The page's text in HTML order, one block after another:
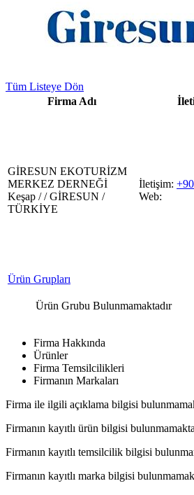
Tüm Listeye Dön
Firma Adı
GİRESUN EKOTURİZM
MERKEZ DERNEĞİ
Keşap / / GİRESUN /
TÜRKİYE
İletişim:
Web:
Ürün Grupları
Ürün Grubu Bulunmamaktadır
Firma Hakkında
Ürünler
Firma Temsilcilikleri
Firmanın Markaları
Firma ile ilgili açıklama bilgisi
Firmanın kayıtlı ürün bilgisi
Firmanın kayıtlı temsilcilik bilgisi
Firmanın kayıtlı marka bilgisi